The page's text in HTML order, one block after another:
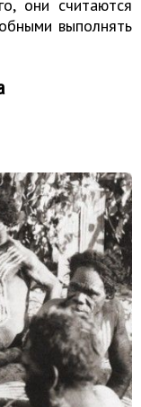
они считаются
выполнять